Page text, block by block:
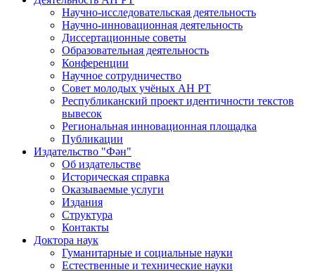
Научно-исследовательская деятельность
Научно-инновационная деятельность
Диссертационные советы
Образовательная деятельность
Конференции
Научное сотрудничество
Совет молодых учёных АН РТ
Республиканский проект идентичности текстов
вывесок
Региональная инновационная площадка
Публикации
Издательство "Фән"
Об издательстве
Историческая справка
Оказываемые услуги
Издания
Структура
Контакты
Доктора наук
Гуманитарные и социальные науки
Естественные и технические науки